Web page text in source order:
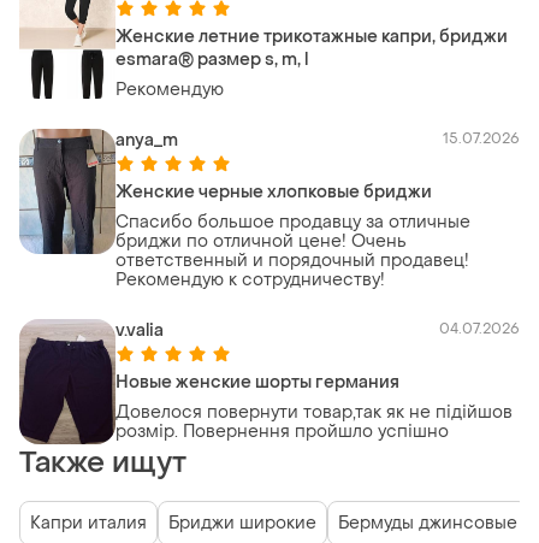
Женские летние трикотажные капри, бриджи
esmara® размер s, m, l
Рекомендую
anya_m 15.07.2026
Женские черные хлопковые бриджи
Спасибо большое продавцу за отличные
бриджи по отличной цене! Очень
ответственный и порядочный продавец!
Рекомендую к сотрудничеству!
v.valia 04.07.2026
Новые женские шорты германия
Довелося повернути товар,так як не підійшов
розмір. Повернення пройшло успішно
Также ищут
Капри италия Бриджи широкие Бермуды джинсовые